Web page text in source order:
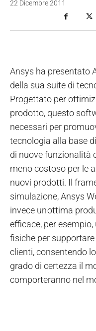
22 Dicembre 2011
Ansys ha presentato
della sua suite di
Progettato per
prodotto, questo
necessari per
tecnologia alla base
di nuove funzionalità
meno costoso per le
nuovi prodotti. Il
simulazione, Ansys
invece un'ottima
efficace, per
fisiche per
clienti, consentendo
grado di certezza il
comporteranno nel